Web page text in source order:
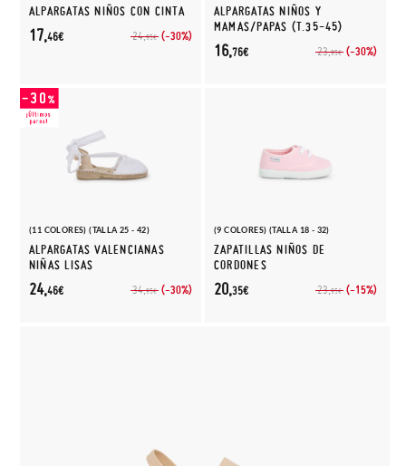
ALPARGATAS NIÑOS CON CINTA
24,95€ (-30%)
17,46€
ALPARGATAS NIÑOS Y
MAMAS/PAPAS (T.35-45)
23,95€ (-30%)
16,76€
(11 COLORES) (TALLA 25 - 42)
ALPARGATAS VALENCIANAS
NIÑAS LISAS
34,95€ (-30%)
24,46€
(9 COLORES) (TALLA 18 - 32)
ZAPATILLAS NIÑOS DE
CORDONES
23,95€ (-15%)
20,35€